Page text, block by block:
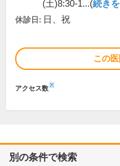
(土)8:30-1...(続き
休診日: 日、祝
この
アクセス数※
別の条件で検索